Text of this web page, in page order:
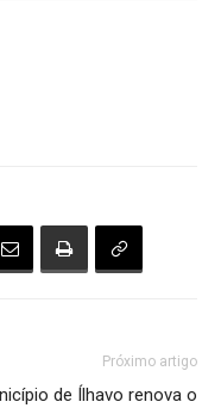
Próximo artigo
de Ílhavo renova o